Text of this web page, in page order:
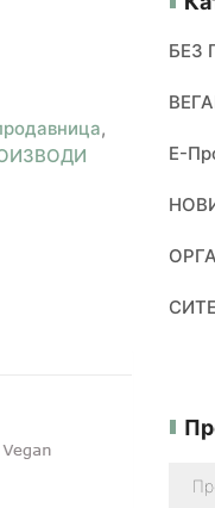
,
БЕЗ
Е-